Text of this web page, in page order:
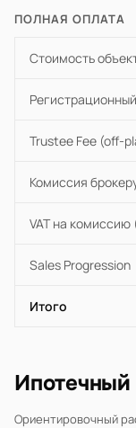
ПОЛНАЯ ОПЛАТА
Стоимость
Trustee Fee (off-
Комиссия
VAT на комиссию
Sales Progression
Итого
Ипотечный
Ориентировочный